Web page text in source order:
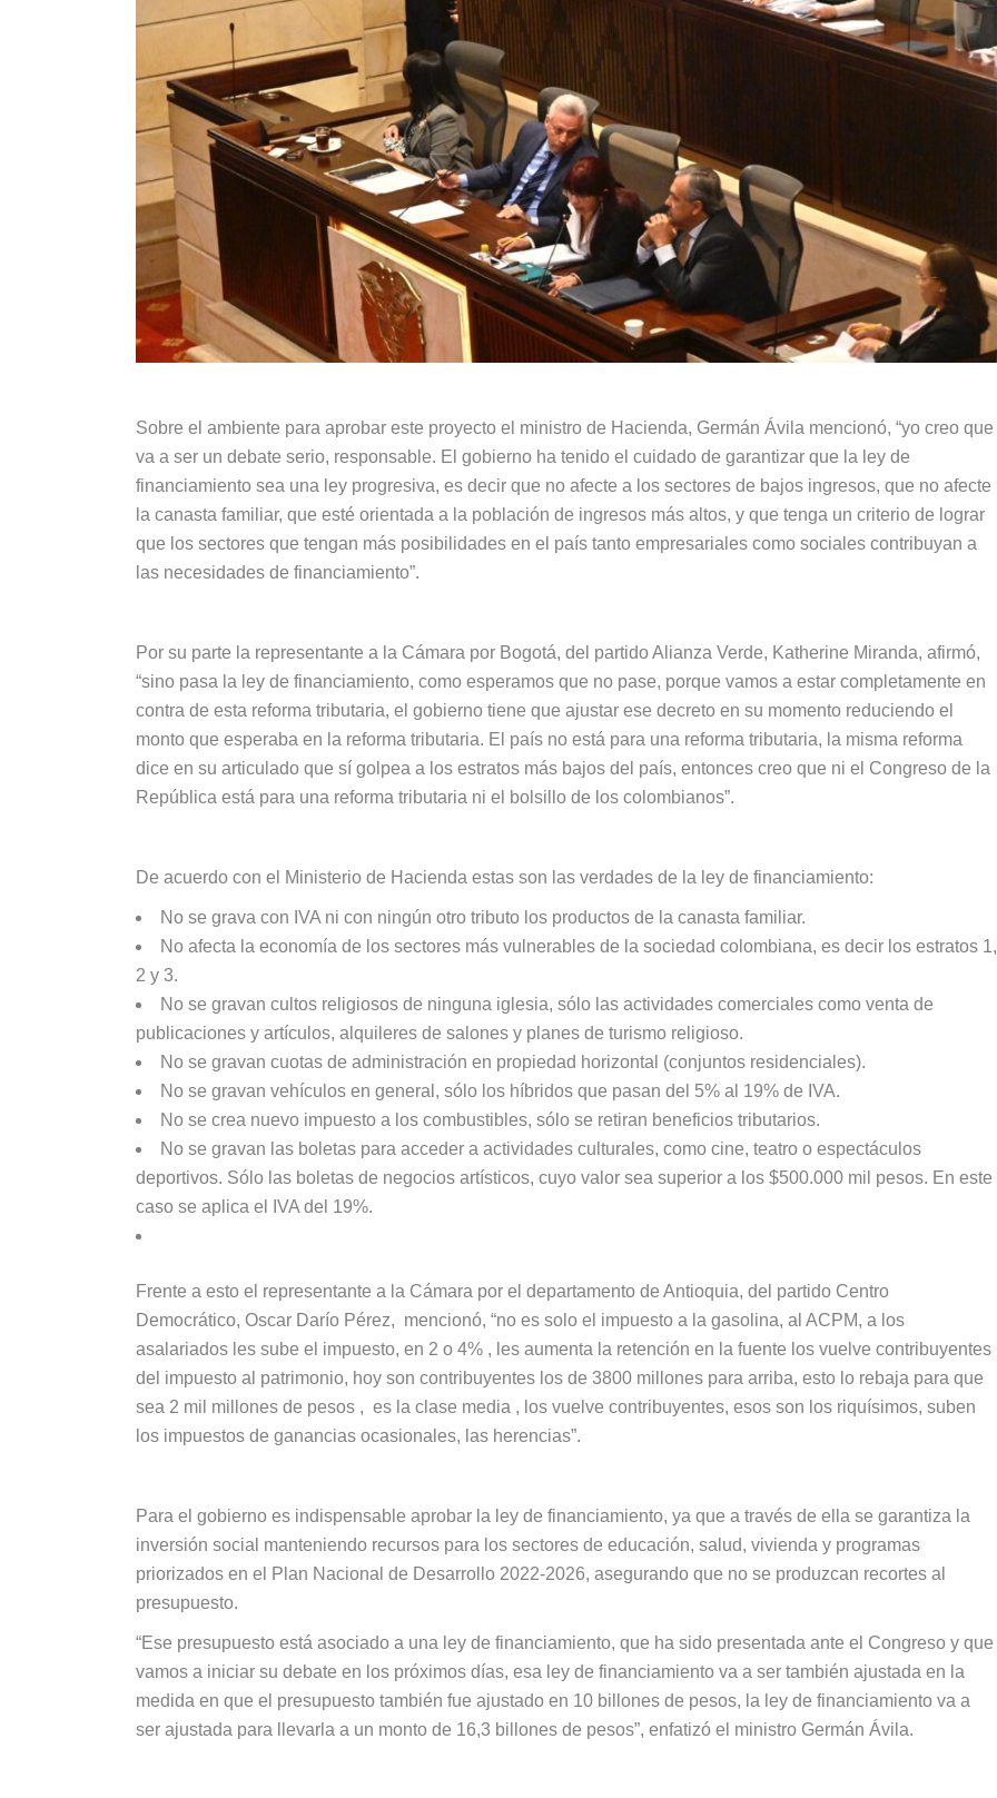
Sobre el ambiente para aprobar este proyecto el ministro de Hacienda, Germán Ávila mencionó, “yo creo que
va a ser un debate serio, responsable. El gobierno ha tenido el cuidado de garantizar que la ley de
financiamiento sea una ley progresiva, es decir que no afecte a los sectores de bajos ingresos, que no afecte
la canasta familiar, que esté orientada a la población de ingresos más altos, y que tenga un criterio de lograr
que los sectores que tengan más posibilidades en el país tanto empresariales como sociales contribuyan a
las necesidades de financiamiento”.
Por su parte la representante a la Cámara por Bogotá, del partido Alianza Verde, Katherine Miranda, afirmó,
“sino pasa la ley de financiamiento, como esperamos que no pase, porque vamos a estar completamente en
contra de esta reforma tributaria, el gobierno tiene que ajustar ese decreto en su momento reduciendo el
monto que esperaba en la reforma tributaria. El país no está para una reforma tributaria, la misma reforma
dice en su articulado que sí golpea a los estratos más bajos del país, entonces creo que ni el Congreso de la
República está para una reforma tributaria ni el bolsillo de los colombianos”.
De acuerdo con el Ministerio de Hacienda estas son las verdades de la ley de financiamiento:
No se grava con IVA ni con ningún otro tributo los productos de la canasta familiar.
No afecta la economía de los sectores más vulnerables de la sociedad colombiana, es decir los estratos 1,
2 y 3.
No se gravan cultos religiosos de ninguna iglesia, sólo las actividades comerciales como venta de
publicaciones y artículos, alquileres de salones y planes de turismo religioso.
No se gravan cuotas de administración en propiedad horizontal (conjuntos residenciales).
No se gravan vehículos en general, sólo los híbridos que pasan del 5% al 19% de IVA.
No se crea nuevo impuesto a los combustibles, sólo se retiran beneficios tributarios.
No se gravan las boletas para acceder a actividades culturales, como cine, teatro o espectáculos
deportivos. Sólo las boletas de negocios artísticos, cuyo valor sea superior a los $500.000 mil pesos. En este
caso se aplica el IVA del 19%.
Frente a esto el representante a la Cámara por el departamento de Antioquia, del partido Centro
Democrático, Oscar Darío Pérez, mencionó, “no es solo el impuesto a la gasolina, al ACPM, a los
asalariados les sube el impuesto, en 2 o 4% , les aumenta la retención en la fuente los vuelve contribuyentes
del impuesto al patrimonio, hoy son contribuyentes los de 3800 millones para arriba, esto lo rebaja para que
sea 2 mil millones de pesos , es la clase media , los vuelve contribuyentes, esos son los riquísimos, suben
los impuestos de ganancias ocasionales, las herencias”.
Para el gobierno es indispensable aprobar la ley de financiamiento, ya que a través de ella se garantiza la
inversión social manteniendo recursos para los sectores de educación, salud, vivienda y programas
priorizados en el Plan Nacional de Desarrollo 2022-2026, asegurando que no se produzcan recortes al
presupuesto.
“Ese presupuesto está asociado a una ley de financiamiento, que ha sido presentada ante el Congreso y que
vamos a iniciar su debate en los próximos días, esa ley de financiamiento va a ser también ajustada en la
medida en que el presupuesto también fue ajustado en 10 billones de pesos, la ley de financiamiento va a
ser ajustada para llevarla a un monto de 16,3 billones de pesos”, enfatizó el ministro Germán Ávila.